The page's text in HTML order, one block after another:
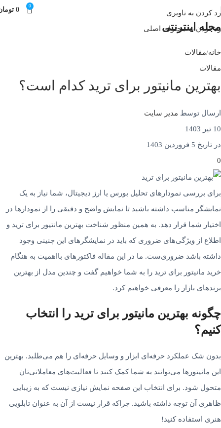
رد کردن به ناوبری
رد کردن به محتوای اصلی
0
0
مجله اینترنتی
خانه مقالات
مقالات
بهترین مانیتور برای ترید کدام است؟
ارسال توسط مدیر سایت
10 تیر 1403
در تاریخ 5 فروردین 1403
0
برای بررسی نمودارهای تحلیل بورس یا ارز دیجیتال، شما نیاز به یک
نمایشگر مناسب داشته باشید تا نمایش واضح و دقیقی را از نمودارها در
اختیار شما قرار دهد. به همین منظور شناخت بهترین مانتیور برای ترید و
اطلاع از ویژگی‌های ضروری که باید در نمایشگرهای این چنینی وجود
داشته باشد ضروری‌ست. ما در این مقاله فاکتورهای بااهمیت به هنگام
خرید مانیتور برای ترید را به شما خواهیم گفت و چندین مدل از بهترین
برندهای بازار را معرفی خواهیم کرد.
چگونه بهترین مانیتور برای ترید را انتخاب
کنیم؟
بدون شک عملکرد حرفه‌­ای ابزار و وسایل حرفه­‌ای را هم می‌­طلبد. بهترین
این مانیتورها می‌­توانند به شما کمک کنند تا فعالیت­‌های معاملاتی‌­تان
متحول شود. برای انتخاب این صفحه نمایش نیازی نیست که به زیبایی
ظاهری آن توجه داشته باشید. چراکه قرار نیست از آن به­ عنوان تابلویی
هنری استفاده کنید!